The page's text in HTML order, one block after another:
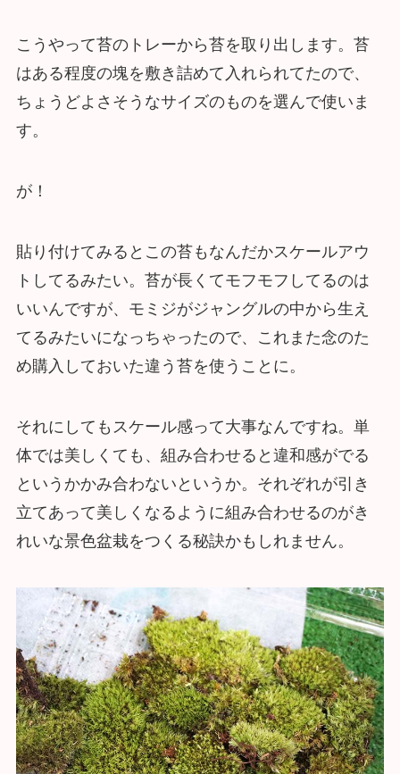
こうやって苔のトレーから苔を取り出します。苔
はある程度の塊を敷き詰めて入れられてたので、
ちょうどよさそうなサイズのものを選んで使いま
す。
が！
貼り付けてみるとこの苔もなんだかスケールアウ
トしてるみたい。苔が長くてモフモフしてるのは
いいんですが、モミジがジャングルの中から生え
てるみたいになっちゃったので、これまた念のた
め購入しておいた違う苔を使うことに。
それにしてもスケール感って大事なんですね。単
体では美しくても、組み合わせると違和感がでる
というかかみ合わないというか。それぞれが引き
立てあって美しくなるように組み合わせるのがき
れいな景色盆栽をつくる秘訣かもしれません。